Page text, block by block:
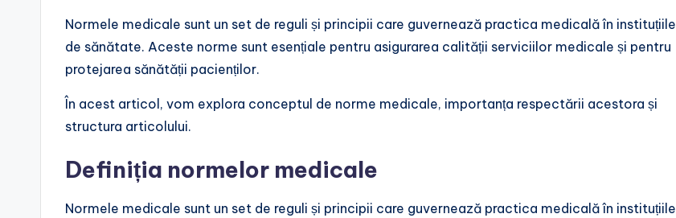
Normele medicale sunt un set de reguli și principii care guvernează practica medicală în instituțiile
de sănătate. Aceste norme sunt esențiale pentru asigurarea calității serviciilor medicale și pentru
protejarea sănătății pacienților.
În acest articol, vom explora conceptul de norme medicale, importanța respectării acestora și
structura articolului.
Definiția normelor medicale
Normele medicale sunt un set de reguli și principii care guvernează practica medicală în instituțiile